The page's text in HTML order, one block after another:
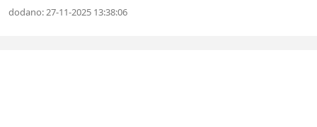
dodano: 27-11-2025 13:38:06